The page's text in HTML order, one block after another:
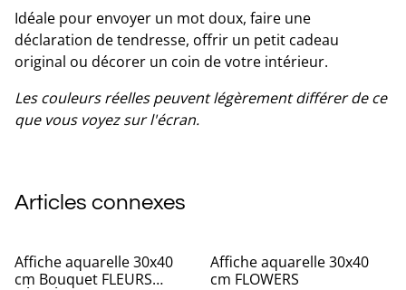
Idéale pour envoyer un mot doux, faire une
déclaration de tendresse, offrir un petit cadeau
original ou décorer un coin de votre intérieur.
Les couleurs réelles peuvent légèrement différer de ce
que vous voyez sur l'écran.
Articles connexes
Affiche aquarelle 30x40
cm Bouquet FLEURS
Affiche aquarelle 30x40
cm FLOWERS